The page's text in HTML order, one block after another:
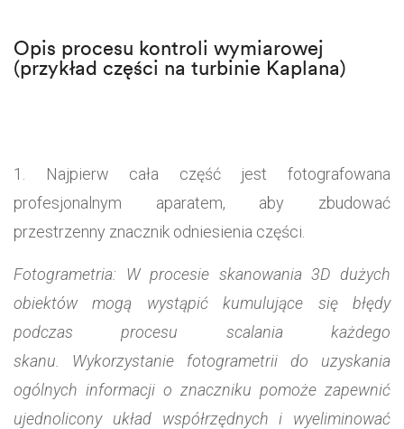
Opis procesu kontroli wymiarowej
(przykład części na turbinie Kaplana)
Najpierw cała część jest fotografowana
profesjonalnym aparatem, aby zbudować
przestrzenny znacznik odniesienia części.
Fotogrametria: W procesie skanowania 3D dużych
obiektów mogą wystąpić kumulujące się błędy
podczas procesu scalania każdego
skanu. Wykorzystanie fotogrametrii do uzyskania
ogólnych informacji o znaczniku pomoże zapewnić
ujednolicony układ współrzędnych i wyeliminować